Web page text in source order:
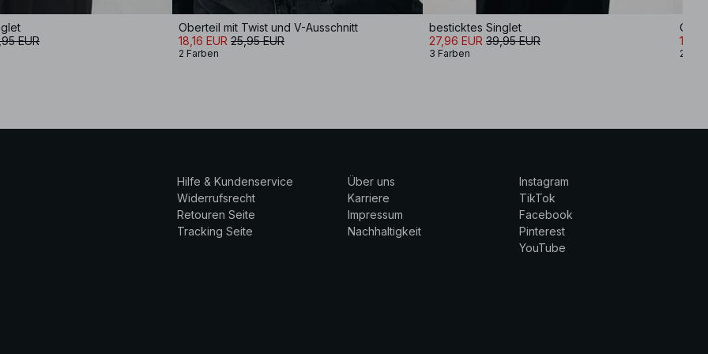
EUR
Oberteil mit Twist und V-Ausschnitt
18,16 EUR 25,95 EUR
2 Farben
besticktes Singlet
27,96 EUR 39,95 EUR
3 Farben
18,16
2
Hilfe & Kundenservice
Widerrufsrecht
Retouren Seite
Tracking Seite
Über uns
Karriere
Impressum
Nachhaltigkeit
Instagram
TikTok
Facebook
Pinterest
YouTube